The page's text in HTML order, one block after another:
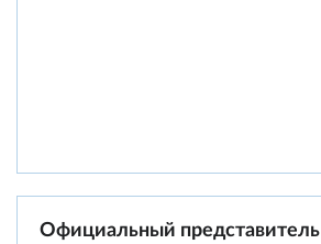
Официальный представитель